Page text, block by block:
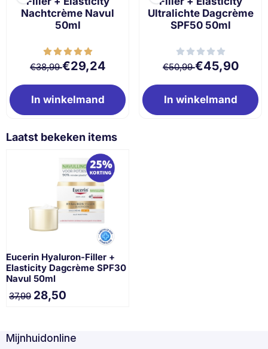
Nachtcrème Navul
50ml
Van 38,99 voor 29,24
€38,99€29,24
In winkelmand
Ultralichte Dagcrème
SPF50 50ml
Van 50,99 voor
€50,99€45,90
In winkelmand
Laatst bekeken items
Eucerin Hyaluron-Filler +
Elasticity Dagcrème SPF30
Navul 50ml
37,99 28,50
Mijnhuidonline